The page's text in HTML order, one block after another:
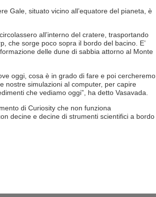
Gale, situato vicino all’equatore del pianeta, è
all’interno del cratere, trasportando
che sorge poco sopra il bordo del bacino. E’
delle dune di sabbia attorno al Monte
oggi, cosa è in grado di fare e poi cercheremo
nostre simulazioni al computer, per capire
che vediamo oggi”, ha detto Vasavada.
di Curiosity che non funziona
decine e decine di strumenti scientifici a bordo